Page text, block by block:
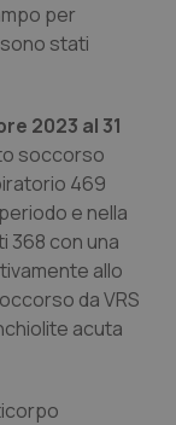
per
stati
2023 al 31
soccorso
469
e nella
368 con una
allo
da VRS
acuta